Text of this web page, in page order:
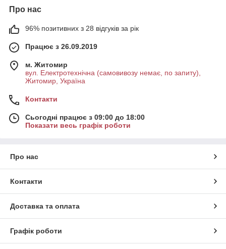
Про нас
96% позитивних з 28 відгуків за рік
Працює з 26.09.2019
м. Житомир
вул. Електротехнічна (самовивозу немає, по запиту),
Житомир, Україна
Контакти
Сьогодні працює з 09:00 до 18:00
Показати весь графік роботи
Про нас
Контакти
Доставка та оплата
Графік роботи